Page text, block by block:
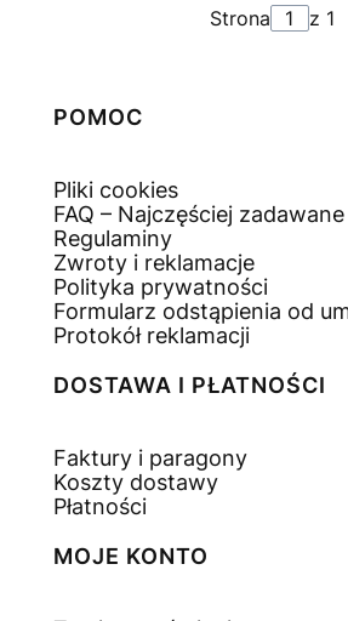
Strona z 1
Linki w stopce
POMOC
Pliki cookies
FAQ – Najczęściej
Regulaminy
Zwroty i reklamacje
Polityka prywatności
Formularz odstąpienia od
Protokół reklamacji
DOSTAWA I PŁATNOŚCI
Faktury i paragony
Koszty dostawy
Płatności
MOJE KONTO